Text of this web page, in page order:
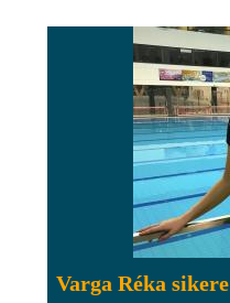
Varga Réka sikere